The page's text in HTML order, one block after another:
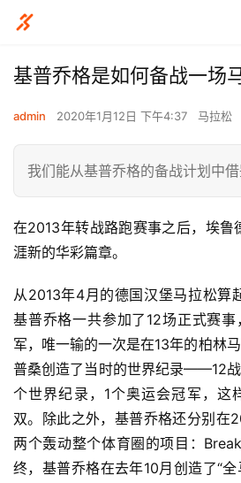
基普乔格是如何备战一场
admin 2020年1月12日 下午4:37 马拉松
我们能从基普乔格的备战计划中借
在2013年转战路跑赛事之后，埃鲁
涯新的华彩篇章。
从2013年4月的德国汉堡马拉松算
基普乔格一共参加了12场正式赛事
军，唯一输的一次是在13年的柏林
普桑创造了当时的世界纪录——12战
个世界纪录，1个奥运会冠军，这
双。除此之外，基普乔格还分别在
两个轰动整个体育圈的项目：
终，基普乔格在去年10月创造了“